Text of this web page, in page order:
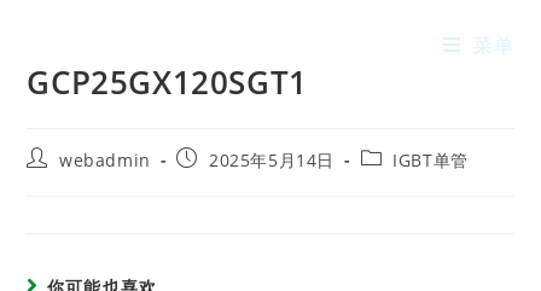
菜单
GCP25GX120SGT1
webadmin 2025年5月14日 IGBT单管